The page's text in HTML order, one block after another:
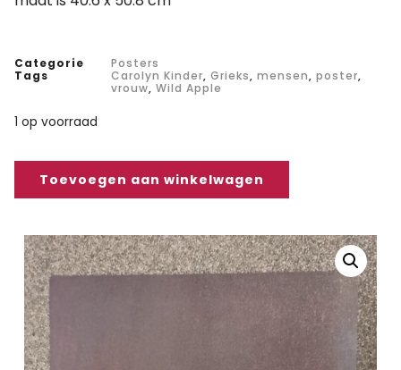
Categorie
Posters
Tags
Carolyn Kinder, Grieks, mensen, poster,
vrouw, Wild Apple
1 op voorraad
Toevoegen aan winkelwagen